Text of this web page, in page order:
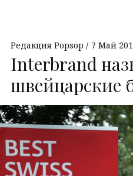
Редакция Popsop 7 Май
Interbrand
швейцарские